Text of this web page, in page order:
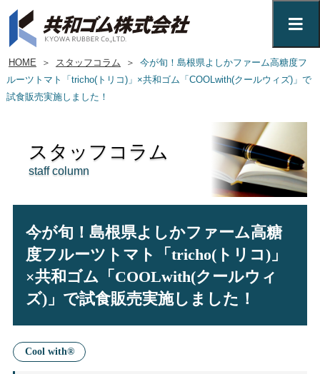
HOME ＞ スタッフコラム ＞
今が旬！島根県よしかファーム高糖度フ
ルーツトマト「tricho(トリコ)」×共和ゴム「COOLwith(クールウィズ)」で
試食販売実施しました！
スタッフコラム
staff column
今が旬！島根県よしかファーム高糖
度フルーツトマト「tricho(トリコ)」
×共和ゴム「COOLwith(クールウィ
ズ)」で試食販売実施しました！
Cool with®